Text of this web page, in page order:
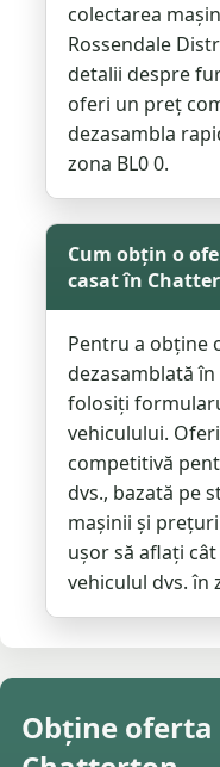
colectarea
Rossendale
detalii despre
oferi un preț
dezasambla
zona BL0 0.
Cum obțin o
casat în
Pentru a obține
dezasamblată
folosiți
vehiculului.
competitivă
dvs., bazată pe
mașinii și
ușor să aflați
vehiculul dvs. în
Obține